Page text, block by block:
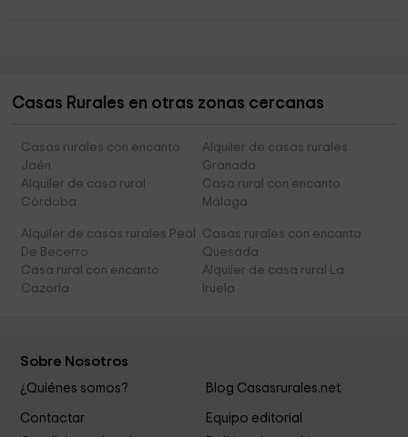
Casas Rurales en otras zonas cercanas
Casas rurales con encanto
Jaén
Alquiler de casas rurales
Granada
Alquiler de casa rural
Córdoba
Casa rural con encanto
Málaga
Alquiler de casas rurales Peal
De Becerro
Casas rurales con encanto
Quesada
Casa rural con encanto
Cazorla
Alquiler de casa rural La
Iruela
Sobre Nosotros
¿Quiénes somos? Blog Casasrurales.net
Contactar
Equipo editorial